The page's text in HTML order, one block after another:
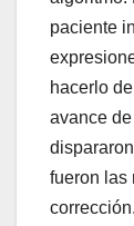
paciente
hacerlo
avance
fueron las